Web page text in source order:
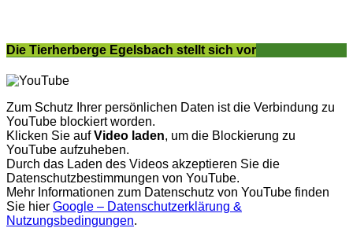
Die Tierherberge Egelsbach stellt sich vor
Zum Schutz Ihrer persönlichen Daten ist die Verbindung zu
YouTube blockiert worden.
Klicken Sie aufVideo laden, um die Blockierung zu
YouTube aufzuheben.
Durch das Laden des Videos akzeptieren Sie die
Datenschutzbestimmungen von YouTube.
Mehr Informationen zum Datenschutz von YouTube finden
Sie hier Google – Datenschutzerklärung &
Nutzungsbedingungen.